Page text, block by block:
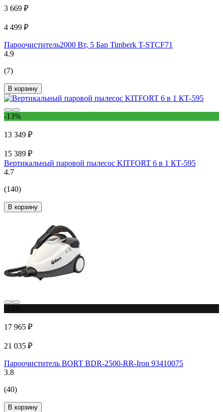
3 669 ₽
4 499 ₽
Пароочиститель2000 Вт, 5 Бар Timberk T-STCF71
4.9
(7)
В корзину
-13%
13 349 ₽
15 389 ₽
Вертикальный паровой пылесос KITFORT 6 в 1 КТ-595
4.7
(140)
В корзину
17 965 ₽
21 035 ₽
Пароочиститель BORT BDR-2500-RR-Iron 93410075
3.8
(40)
В корзину